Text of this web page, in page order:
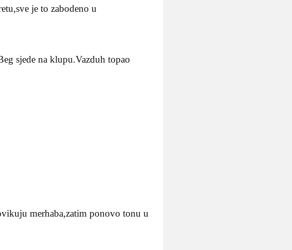
je to zabodeno u
sjede na klupu.Vazduh topao
merhaba,zatim ponovo tonu u